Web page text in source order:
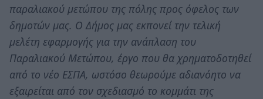
παραλιακού μετώπου της πόλης προς όφελος των
δημοτών μας. Ο Δήμος μας εκπονεί την τελική
μελέτη εφαρμογής για την ανάπλαση του
Παραλιακού Μετώπου, έργο που θα χρηματοδοτηθεί
από το νέο ΕΣΠΑ, ωστόσο θεωρούμε αδιανόητο να
εξαιρείται από τον σχεδιασμό το κομμάτι της